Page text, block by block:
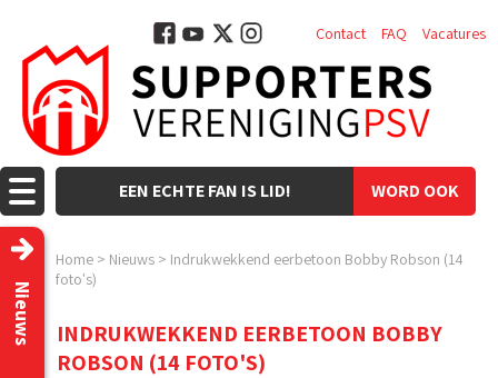
WORD OOK
EEN ECHTE FAN IS LID!
Contact FAQ Vacatures
Home > Nieuws > Indrukwekkend eerbetoon Bobby Robson (14
foto's)
Nieuws
INDRUKWEKKEND EERBETOON BOBBY
ROBSON (14 FOTO'S)